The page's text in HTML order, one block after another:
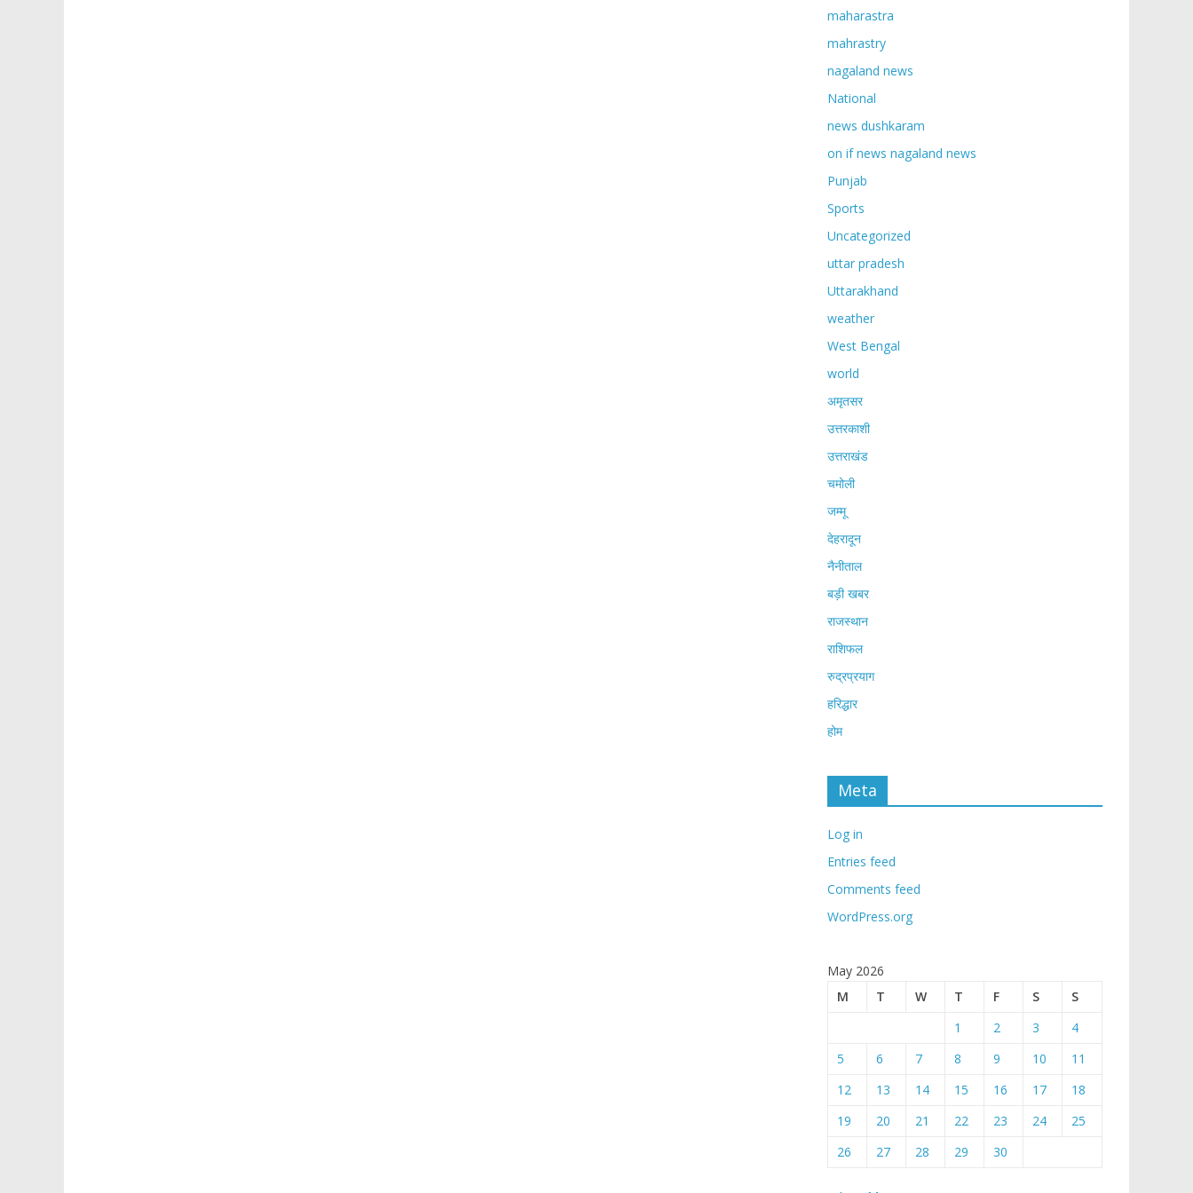
maharastra
mahrastry
nagaland news
National
news dushkaram
on if news nagaland news
Punjab
Sports
Uncategorized
uttar pradesh
Uttarakhand
weather
West Bengal
world
अमृतसर
उत्तरकाशी
उत्तराखंड
चमोली
जम्मू
देहरादून
नैनीताल
बड़ी खबर
राजस्थान
राशिफल
रुद्रप्रयाग
हरिद्धार
होम
Meta
Log in
Entries feed
Comments feed
WordPress.org
May 2026
M
T W T F S
S
1
2 3
4
5
6 7 8 9 10
11
12
13 14 15 16 17
18
19
20 21 22 23 24
25
26
27 28 29 30